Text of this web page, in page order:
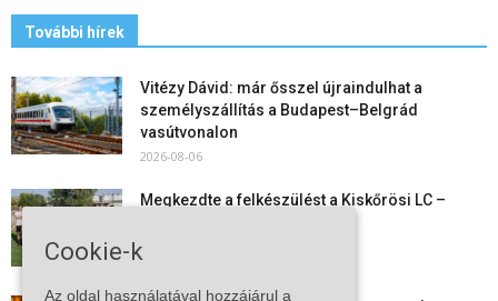
További hírek
Vitézy Dávid: már ősszel újraindulhat a
személyszállítás a Budapest–Belgrád
vasútvonalon
2026-08-06
Megkezdte a felkészülést a Kiskőrösi LC –
2026-08-06
Cookie-k
Az oldal használatával hozzájárul a